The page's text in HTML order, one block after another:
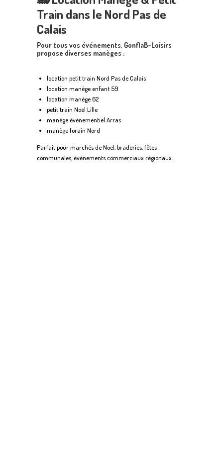
Train dans le Nord Pas de
Calais
Pour tous vos événements, GonflaB-Loisirs
propose diverses manèges :
location petit train Nord Pas de Calais
location manège enfant 59
location manège 62
petit train Noël Lille
manège événementiel Arras
manège forain Nord
Parfait pour marchés de Noël, braderies, fêtes
communales, événements commerciaux régionaux.